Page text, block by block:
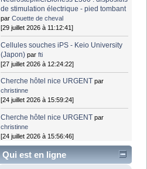
de stimulation électrique - pied tombant
parCouette de cheval
[29 juillet 2026 à 11:12:41]
Cellules souches iPS - Keio University
(Japon) parfti
[27 juillet 2026 à 12:24:22]
Cherche hôtel nice URGENT par
christinne
[24 juillet 2026 à 15:59:24]
Cherche hôtel nice URGENT par
christinne
[24 juillet 2026 à 15:56:46]
Qui est en ligne